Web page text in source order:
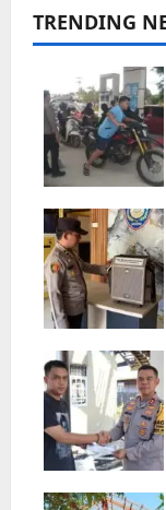
TRENDING